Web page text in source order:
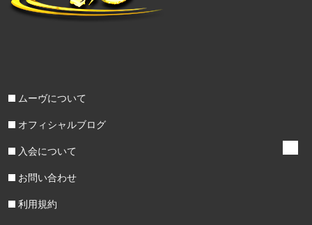
ムーヴについて
オフィシャルブログ
入会について
お問い合わせ
利用規約